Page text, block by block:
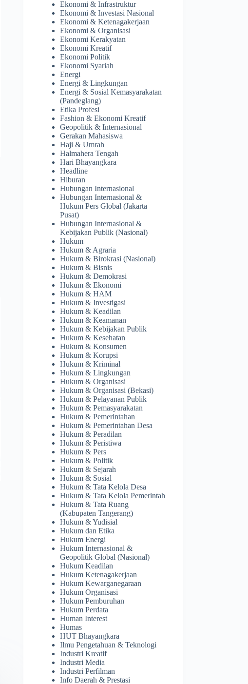
Ekonomi & Infrastruktur
Ekonomi & Investasi Nasional
Ekonomi & Ketenagakerjaan
Ekonomi & Organisasi
Ekonomi Kerakyatan
Ekonomi Kreatif
Ekonomi Politik
Ekonomi Syariah
Energi
Energi & Lingkungan
Energi & Sosial Kemasyarakatan
(Pandeglang)
Etika Profesi
Fashion & Ekonomi Kreatif
Geopolitik & Internasional
Gerakan Mahasiswa
Haji & Umrah
Halmahera Tengah
Hari Bhayangkara
Headline
Hiburan
Hubungan Internasional
Hubungan Internasional &
Hukum Pers Global (Jakarta
Pusat)
Hubungan Internasional &
Kebijakan Publik (Nasional)
Hukum
Hukum & Agraria
Hukum & Birokrasi (Nasional)
Hukum & Bisnis
Hukum & Demokrasi
Hukum & Ekonomi
Hukum & HAM
Hukum & Investigasi
Hukum & Keadilan
Hukum & Keamanan
Hukum & Kebijakan Publik
Hukum & Kesehatan
Hukum & Konsumen
Hukum & Korupsi
Hukum & Kriminal
Hukum & Lingkungan
Hukum & Organisasi
Hukum & Organisasi (Bekasi)
Hukum & Pelayanan Publik
Hukum & Pemasyarakatan
Hukum & Pemerintahan
Hukum & Pemerintahan Desa
Hukum & Peradilan
Hukum & Peristiwa
Hukum & Pers
Hukum & Politik
Hukum & Sejarah
Hukum & Sosial
Hukum & Tata Kelola Desa
Hukum & Tata Kelola Pemerintah
Hukum & Tata Ruang
(Kabupaten Tangerang)
Hukum & Yudisial
Hukum dan Etika
Hukum Energi
Hukum Internasional &
Geopolitik Global (Nasional)
Hukum Keadilan
Hukum Ketenagakerjaan
Hukum Kewarganegaraan
Hukum Organisasi
Hukum Pemburuhan
Hukum Perdata
Human Interest
Humas
HUT Bhayangkara
Ilmu Pengetahuan & Teknologi
Industri Kreatif
Industri Media
Industri Perfilman
Info Daerah & Prestasi